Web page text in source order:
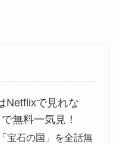
Netflixで見れな
無料一気見！
宝石の国」を全話無